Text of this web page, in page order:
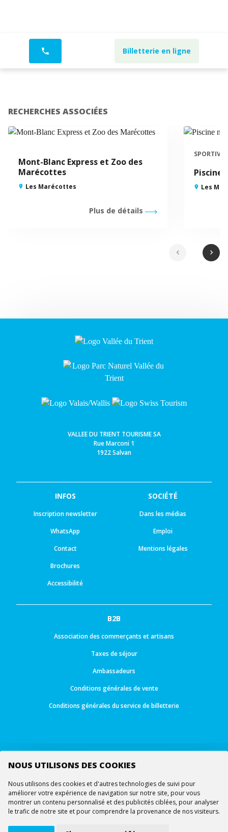
NOUS UTILISONS DES COOKIES
Nous utilisons des cookies et d'autres technologies de suivi pour
améliorer votre expérience de navigation sur notre site, pour vous
montrer un contenu personnalisé et des publicités ciblées, pour analyser
le trafic de notre site et pour comprendre la provenance de nos visiteurs.
Billetterie en ligne
phone
RECHERCHES ASSOCIÉES
Mont-Blanc Express et Zoo des
Marécottes
Les Marécottes
Plus de détails
SPORTIVE
Piscine
Les
chevron_left chevron_right
VALLEE DU TRIENT TOURISME SA
Rue Marconi 1
1922 Salvan
INFOS
Inscription newsletter
WhatsApp
Contact
Brochures
Accessibilité
SOCIÉTÉ
Dans les médias
Emploi
Mentions légales
B2B
Association des commerçants et artisans
Taxes de séjour
Ambassadeurs
Conditions générales de vente
Conditions générales du service de billetterie
© Tous droits réservés - Ourea Services SA 2026